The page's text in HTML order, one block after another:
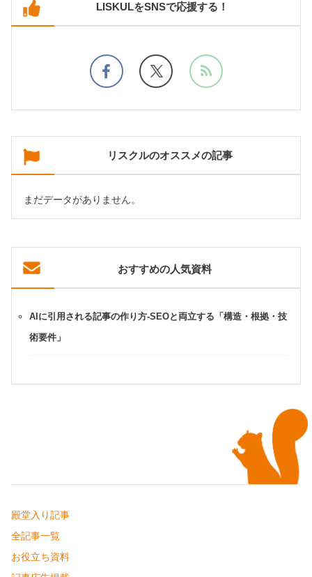
LISKULをSNSで応援する！
リスクルのオススメの記事
まだデータがありません。
おすすめの人気資料
AIに引用される記事の作り方-SEOと両立する「構造・根拠・技
術要件」
殿堂入り記事
全記事一覧
お役立ち資料